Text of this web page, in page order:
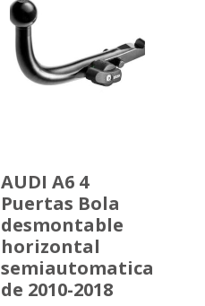
AUDI A6 4
Puertas Bola
desmontable
horizontal
semiautomatica
de 2010-2018